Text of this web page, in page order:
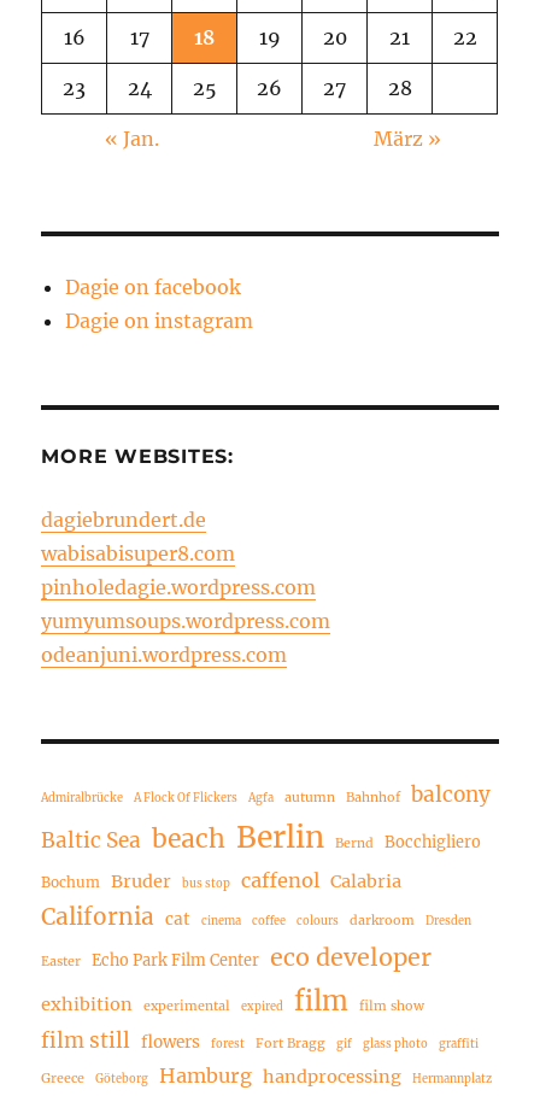
16 17 18 19 20 21 22
23 24 25 26 27 28
« Jan. März »
Dagie on facebook
Dagie on instagram
MORE WEBSITES:
dagiebrundert.de
wabisabisuper8.com
pinholedagie.wordpress.com
yumyumsoups.wordpress.com
odeanjuni.wordpress.com
Admiralbrücke A Flock Of Flickers Agfa autumn Bahnhof
balcony
Baltic Sea beach Berlin Bernd Bocchigliero
Bochum Bruder bus stop caffenol Calabria
California cat cinema coffee colours darkroom Dresden
Easter Echo Park Film Center eco developer
exhibition experimental expired film film show
film still flowers forest Fort Bragg gif glass photo graffiti
Greece Göteborg Hamburg handprocessing Hermannplatz